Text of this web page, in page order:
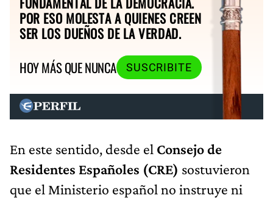
POR ESO MOLESTA A QUIENES CREEN
SER LOS DUEÑOS DE LA VERDAD.
HOY MÁS QUE NUNCA
SUSCRIBITE
En este sentido, desde el Consejo de
Residentes Españoles (CRE) sostuvieron
que el Ministerio español no instruye ni